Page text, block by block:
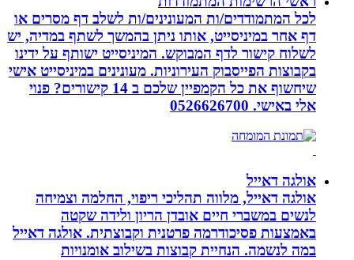
לכל המתמודדים/ות המעונינים/ות לשלב דף מסרים או
דף אחר במיניסייט, אותו ניתן בהמשך לשתף במדיה, יש
לשלוח קישור לדף המבוקש. המיניסייט ישותף על ידינו
בקבוצות הפייסבוק העירוניות. מעונינים במיניסייט אישי
שיחשוף את כל הקמפיין שלכם ב 14 קישורים? פנוי
אלי באישי. 0526626700
אולגה דאייל
אולגה דאייל, מלווה תהליכי ריפוי, החלמה וצמיחה
לנשים במשברי חיים אובדן הריון ולידה שקטה
באמצעות פסיכודרמה פרטנית וקבוצתית. אולגה דאייל
במה לנשמה. ‏הנחיית קבוצות בשילוב אומנויות‏